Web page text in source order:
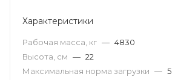
Характеристики
Рабочая масса, кг — 4830
Высота, см — 22
Максимальная норма загрузки — 5